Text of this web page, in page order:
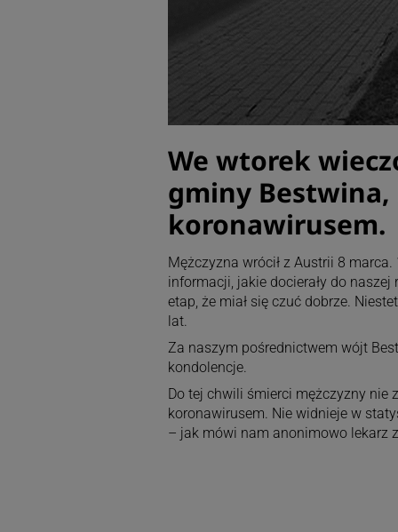
We wtorek
gminy Bestwina,
koronawirusem.
Mężczyzna wrócił z Austrii 8
informacji, jakie docierały do naszej
etap, że miał się czuć dobrze.
lat.
Za naszym pośrednictwem wójt
kondolencje.
Do tej chwili śmierci mężczyzny
koronawirusem. Nie widnieje w
– jak mówi nam anonimowo lekarz